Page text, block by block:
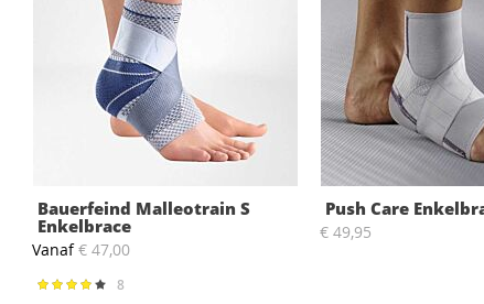
Bauerfeind Malleotrain S
Enkelbrace
Vanaf € 47,00
Waardering:
8
Push Care
€ 49,95